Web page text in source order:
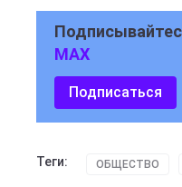
MAX
Подписаться
Теги: ОБЩЕСТВО